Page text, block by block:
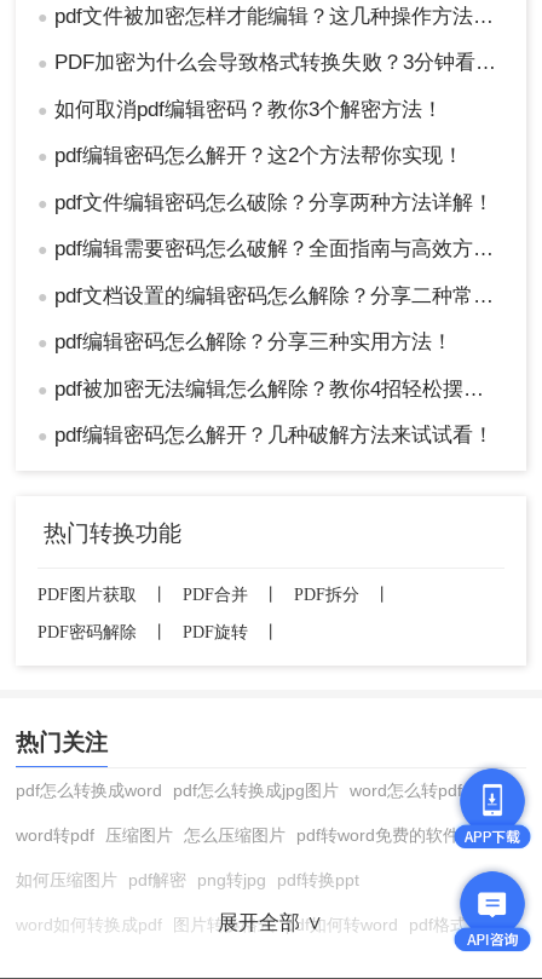
● pdf文件被加密怎样才能编辑？这几种操作方法十分简单!！
● PDF加密为什么会导致格式转换失败？3分钟看懂原因与解决方案！
● 如何取消pdf编辑密码？教你3个解密方法！
● pdf编辑密码怎么解开？这2个方法帮你实现！
● pdf文件编辑密码怎么破除？分享两种方法详解！
● pdf编辑需要密码怎么破解？全面指南与高效方法详解！
● pdf文档设置的编辑密码怎么解除？分享二种常用解除方式！
● pdf编辑密码怎么解除？分享三种实用方法！
● pdf被加密无法编辑怎么解除？教你4招轻松摆平！
● pdf编辑密码怎么解开？几种破解方法来试试看！
热门转换功能
PDF图片获取 PDF合并 PDF拆分
PDF密码解除
PDF旋转
热门关注
pdf怎么转换成word pdf怎么转换成jpg图片 word怎么转pdf
word转pdf 压缩图片 怎么压缩图片 pdf转word免费的软件
如何压缩图片 pdf解密 png转jpg pdf转换ppt
word如何转换成pdf 图片转换格式 pdf如何转word pdf格式转换
展开全部 ∨